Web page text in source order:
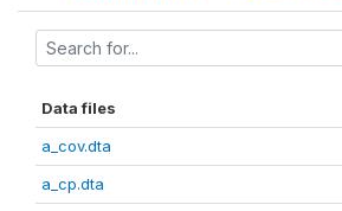
Data files
a_cov.dta
a_cp.dta